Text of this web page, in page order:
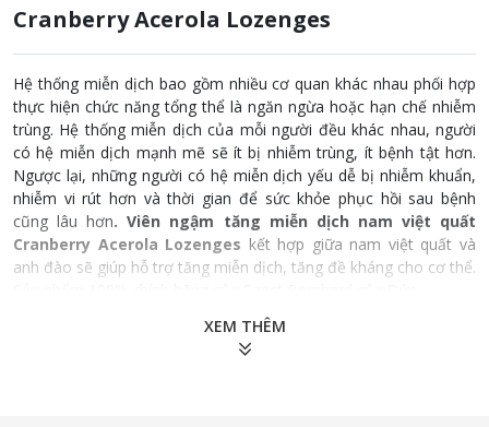
Cranberry Acerola Lozenges
Hệ thống miễn dịch bao gồm nhiều cơ quan khác nhau phối hợp
thực hiện chức năng tổng thể là ngăn ngừa hoặc hạn chế nhiễm
trùng. Hệ thống miễn dịch của mỗi người đều khác nhau, người
có hệ miễn dịch mạnh mẽ sẽ ít bị nhiễm trùng, ít bệnh tật hơn.
Ngược lại, những người có hệ miễn dịch yếu dễ bị nhiễm khuẩn,
nhiễm vi rút hơn và thời gian để sức khỏe phục hồi sau bệnh
cũng lâu hơn. Viên ngậm tăng miễn dịch nam việt quất
Cranberry Acerola Lozenges kết hợp giữa nam việt quất và
anh đào sẽ giúp hỗ trợ tăng miễn dịch, tăng đề kháng cho cơ thể.
XEM THÊM